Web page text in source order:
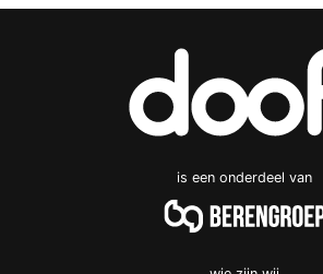
is een onderdeel van